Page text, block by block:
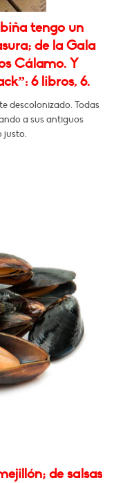
tengo un
de la Gala
Cálamo. Y
6 libros, 6.
descolonizado. Todas
a sus antiguos
justo.
de salsas